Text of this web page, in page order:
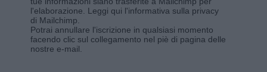
l'elaborazione. Leggi qui l'informativa sulla privacy
di Mailchimp.
Potrai annullare l'iscrizione in qualsiasi momento
facendo clic sul collegamento nel piè di pagina delle
nostre e-mail.